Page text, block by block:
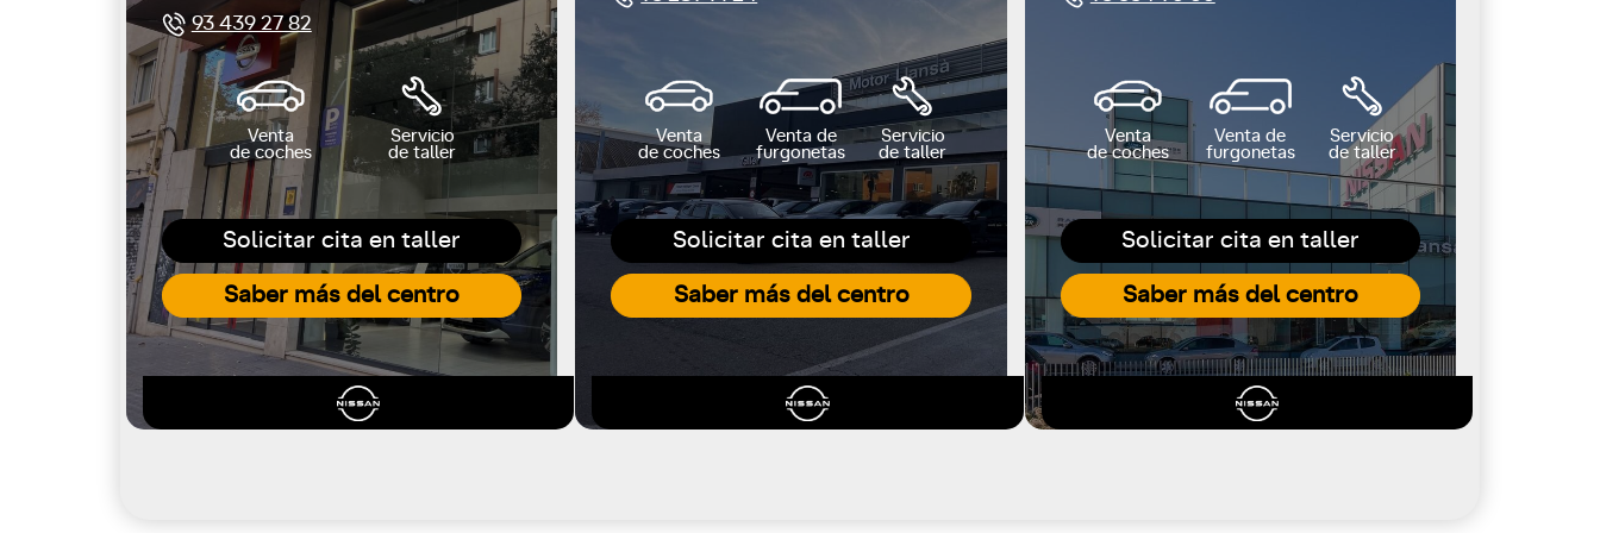
Solicitar cita en taller
Saber más del centro
93 439 27 82
Venta
de coches
Servicio
de taller
Solicitar cita en taller
Saber más del centro
Venta
de coches
Venta de
furgonetas
Servicio
de taller
Solicitar cita en taller
Saber más del centro
Venta
de coches
Venta de
furgonetas
Servicio
de taller